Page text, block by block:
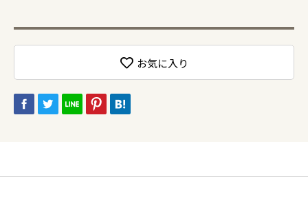
お気に入り